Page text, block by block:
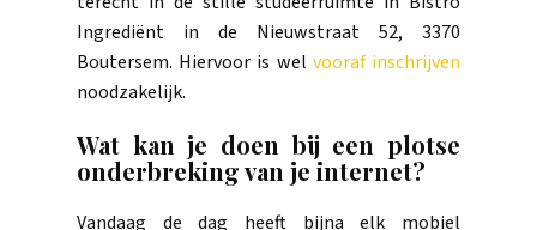
Ingrediënt in de Nieuwstraat 52, 3370
Boutersem. Hiervoor is wel vooraf inschrijven
noodzakelijk.
Wat kan je doen bij een plotse
onderbreking van je internet?
Vandaag de dag heeft bijna elk mobiel